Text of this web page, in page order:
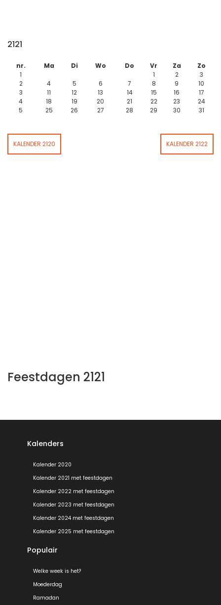
2121
nr. Ma Di Wo Do Vr Za
Zo
1
1 2
3
2
4 5 6 7 8 9
10
3
11 12 13 14 15 16
17
4
18 19 20 21 22 23
24
5
25 26 27 28 29 30 31
KALENDER 2120 KALENDER 2122
Feestdagen 2121
Kalenders
Kalender 2020
Kalender 2021 met feestdagen
Kalender 2022 met feestdagen
Kalender 2023 met feestdagen
Kalender 2024 met feestdagen
Kalender 2025 met feestdagen
Populair
Welke week is het?
Moederdag
Ramadan